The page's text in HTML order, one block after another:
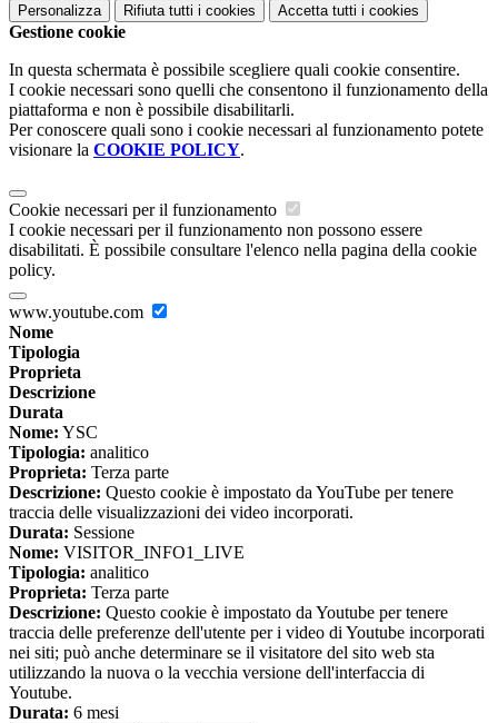
Personalizza Rifiuta tutti i cookies Accetta tutti i cookies
Gestione cookie
In questa schermata è possibile scegliere quali cookie consentire.
I cookie necessari sono quelli che consentono il funzionamento della
piattaforma e non è possibile disabilitarli.
Per conoscere quali sono i cookie necessari al funzionamento potete
visionare la COOKIE POLICY.
Cookie necessari per il funzionamento
I cookie necessari per il funzionamento non possono essere
disabilitati. È possibile consultare l'elenco nella pagina della cookie
policy.
www.youtube.com
Nome
Tipologia
Proprieta
Descrizione
Durata
Nome: YSC
Tipologia: analitico
Proprieta: Terza parte
Descrizione: Questo cookie è impostato da YouTube per tenere
traccia delle visualizzazioni dei video incorporati.
Durata: Sessione
Nome: VISITOR_INFO1_LIVE
Tipologia: analitico
Proprieta: Terza parte
Descrizione: Questo cookie è impostato da Youtube per tenere
traccia delle preferenze dell'utente per i video di Youtube incorporati
nei siti; può anche determinare se il visitatore del sito web sta
utilizzando la nuova o la vecchia versione dell'interfaccia di
Youtube.
Durata: 6 mesi